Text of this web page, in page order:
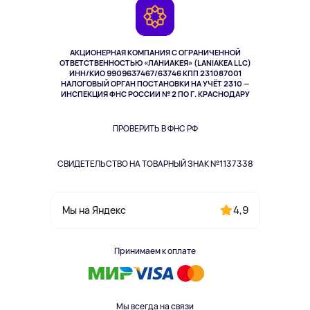
АКЦИОНЕРНАЯ КОМПАНИЯ С ОГРАНИЧЕННОЙ
ОТВЕТСТВЕННОСТЬЮ «ЛАНИАКЕЯ» (LANIAKEA LLC)
ИНН/КИО 9909637467/63746 КПП 231087001
НАЛОГОВЫЙ ОРГАН ПОСТАНОВКИ НА УЧЁТ 2310 —
ИНСПЕКЦИЯ ФНС РОССИИ № 2 ПО Г. КРАСНОДАРУ
ПРОВЕРИТЬ В ФНС РФ
СВИДЕТЕЛЬСТВО НА ТОВАРНЫЙ ЗНАК №1137338
Мы на Яндекс 4,9
Принимаем к оплате
Мы всегда на связи
Здоровье питомцев
Одежда и аксессуары